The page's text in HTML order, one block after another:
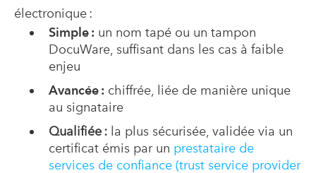
électronique :
Simple : un nom tapé ou un tampon
DocuWare, suffisant dans les cas à faible
enjeu
Avancée : chiffrée, liée de manière unique
au signataire
Qualifiée : la plus sécurisée, validée via un
certificat émis par un prestataire de
services de confiance (trust service provider